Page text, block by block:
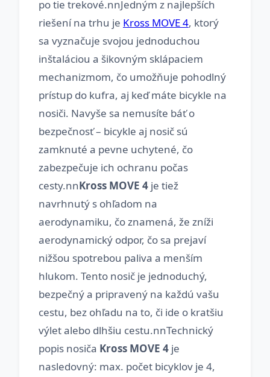
po tie trekové.nnJedným z najlepších
riešení na trhu je Kross MOVE 4, ktorý
sa vyznačuje svojou jednoduchou
inštaláciou a šikovným sklápaciem
mechanizmom, čo umožňuje pohodlný
prístup do kufra, aj keď máte bicykle na
nosiči. Navyše sa nemusíte báť o
bezpečnosť – bicykle aj nosič sú
zamknuté a pevne uchytené, čo
zabezpečuje ich ochranu počas
cesty.nnKross MOVE 4 je tiež
navrhnutý s ohľadom na
aerodynamiku, čo znamená, že zníži
aerodynamický odpor, čo sa prejaví
nižšou spotrebou paliva a menším
hlukom. Tento nosič je jednoduchý,
bezpečný a pripravený na každú vašu
cestu, bez ohľadu na to, či ide o kratšiu
výlet alebo dlhšiu cestu.nnTechnický
popis nosiča Kross MOVE 4 je
nasledovný: max. počet bicyklov je 4,